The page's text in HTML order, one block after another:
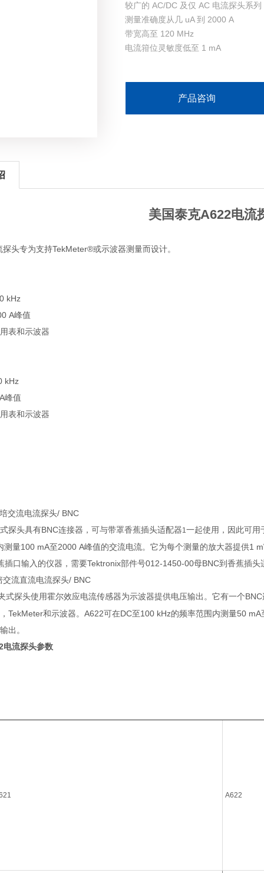
较广的 AC/DC 及仅 AC 电流探头系列
测量准确度从几 uA 到 2000 A
带宽高至 120 MHz
电流箝位灵敏度低至 1 mA
产品咨询
美国泰克A622电流
头专为支持TekMeter®或示波器测量而设计。
kHz
A峰值
表和示波器
kHz
峰值
表和示波器
交流电流探头/ BNC
探头具有BNC连接器，可与带罩香蕉插头适配器1一起使用，因此可用
测量100 mA至2000 A峰值的交流电流。它为每个测量的放大器提供1
插口输入的仪器，需要Tektronix部件号012-1450-00母BNC到香蕉插头
流直流电流探头/ BNC
式探头使用霍尔效应电流传感器为示波器提供电压输出。它有一个
TekMeter和示波器。A622可在DC至100 kHz的频率范围内测量50
出。
电流探头参数
A622